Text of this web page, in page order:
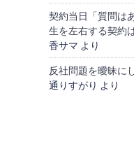
契約当日「質問は
生を左右する契約
香サマ より
反社問題を曖昧に
通りすがり より